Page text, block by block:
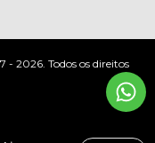
- 2026. Todos os direitos